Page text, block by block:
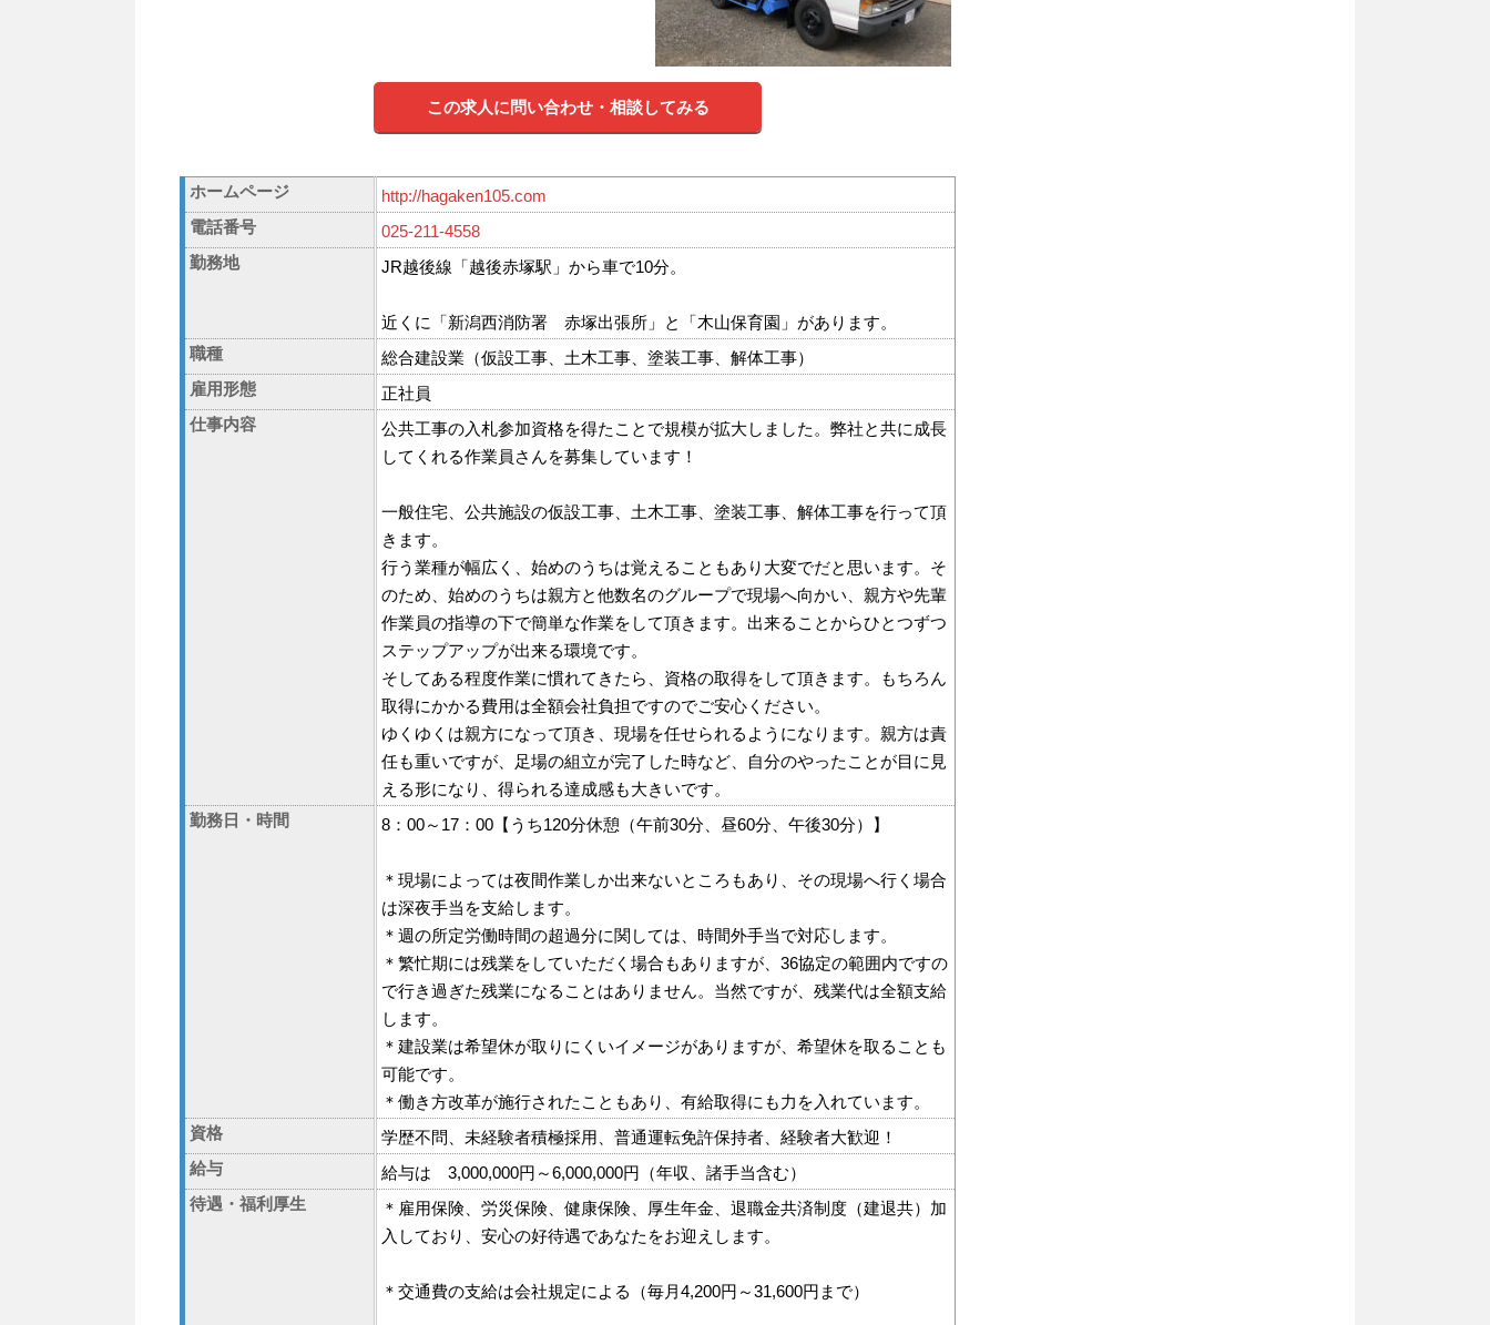
この求人に問い合わせ・相談してみる
ホームページ
http://hagaken105.com
電話番号
025-211-4558
勤務地
JR越後線「越後赤塚駅」から車で10分。
近くに「新潟西消防署 赤塚出張所」と「木山保育園」があります。
職種
総合建設業（仮設工事、土木工事、塗装工事、解体工事）
雇用形態
正社員
仕事内容
公共工事の入札参加資格を得たことで規模が拡大しました。弊社と共に成長
してくれる作業員さんを募集しています！
一般住宅、公共施設の仮設工事、土木工事、塗装工事、解体工事を行って頂
きます。
行う業種が幅広く、始めのうちは覚えることもあり大変でだと思います。そ
のため、始めのうちは親方と他数名のグループで現場へ向かい、親方や先輩
作業員の指導の下で簡単な作業をして頂きます。出来ることからひとつずつ
ステップアップが出来る環境です。
そしてある程度作業に慣れてきたら、資格の取得をして頂きます。もちろん
取得にかかる費用は全額会社負担ですのでご安心ください。
ゆくゆくは親方になって頂き、現場を任せられるようになります。親方は責
任も重いですが、足場の組立が完了した時など、自分のやったことが目に見
える形になり、得られる達成感も大きいです。
勤務日・時間
8：00～17：00【うち120分休憩（午前30分、昼60分、午後30分）】
＊現場によっては夜間作業しか出来ないところもあり、その現場へ行く場合
は深夜手当を支給します。
＊週の所定労働時間の超過分に関しては、時間外手当で対応します。
＊繁忙期には残業をしていただく場合もありますが、36協定の範囲内ですの
で行き過ぎた残業になることはありません。当然ですが、残業代は全額支給
します。
＊建設業は希望休が取りにくいイメージがありますが、希望休を取ることも
可能です。
＊働き方改革が施行されたこともあり、有給取得にも力を入れています。
資格
学歴不問、未経験者積極採用、普通運転免許保持者、経験者大歓迎！
給与
給与は 3,000,000円～6,000,000円（年収、諸手当含む）
待遇・福利厚生
＊雇用保険、労災保険、健康保険、厚生年金、退職金共済制度（建退共）加
入しており、安心の好待遇であなたをお迎えします。
＊交通費の支給は会社規定による（毎月4,200円～31,600円まで）